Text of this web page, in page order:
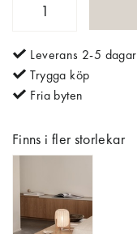
Leverans 2-5 dagar
Trygga köp
Fria byten
Finns i fler storlekar